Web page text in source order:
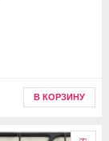
В КОРЗИНУ